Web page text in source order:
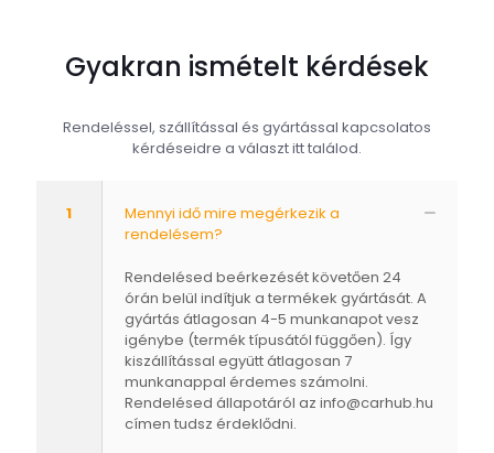
Gyakran ismételt kérdések
Rendeléssel, szállítással és gyártással kapcsolatos
kérdéseidre a választ itt találod.
1
Mennyi idő mire megérkezik a
rendelésem?
Rendelésed beérkezését követően 24
órán belül indítjuk a termékek gyártását. A
gyártás átlagosan 4-5 munkanapot vesz
igénybe (termék típusától függően). Így
kiszállítással együtt átlagosan 7
munkanappal érdemes számolni.
Rendelésed állapotáról az info@carhub.hu
címen tudsz érdeklődni.